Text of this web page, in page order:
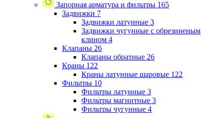
Запорная арматура и фильтры 165
Задвижки 7
Задвижки латунные 3
Задвижки чугунные с обрезиненым
клином 4
Клапаны 26
Клапаны обратные 26
Краны 122
Краны латунные шаровые 122
Фильтры 10
Фильтры латунные 3
Фильтры магнитные 3
Фильтры чугунные 4